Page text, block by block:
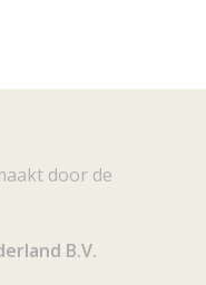
door de
B.V.